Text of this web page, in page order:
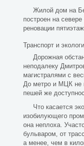
Жилой дом на
построен на
реновации
Транспорт и
Дорожная
неподалеку
магистралями с
До метро и МЦК не
пешей же
Что касается
изобилующего
она неплоха.
бульваром, от
а менее, чем в